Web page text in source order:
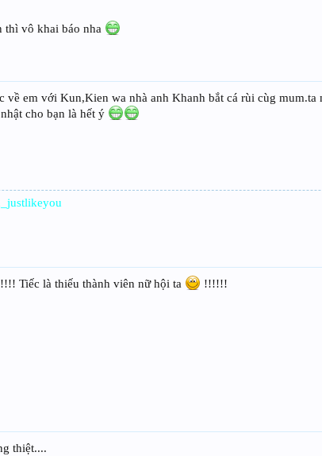
thì vô khai báo nha
về em với Kun,Kien wa nhà anh Khanh bắt cá rùi cùg mum.ta
cho bạn là hết ý
Tiếc là thiếu thành viên nữ hội ta !!!!!!
thiệt....